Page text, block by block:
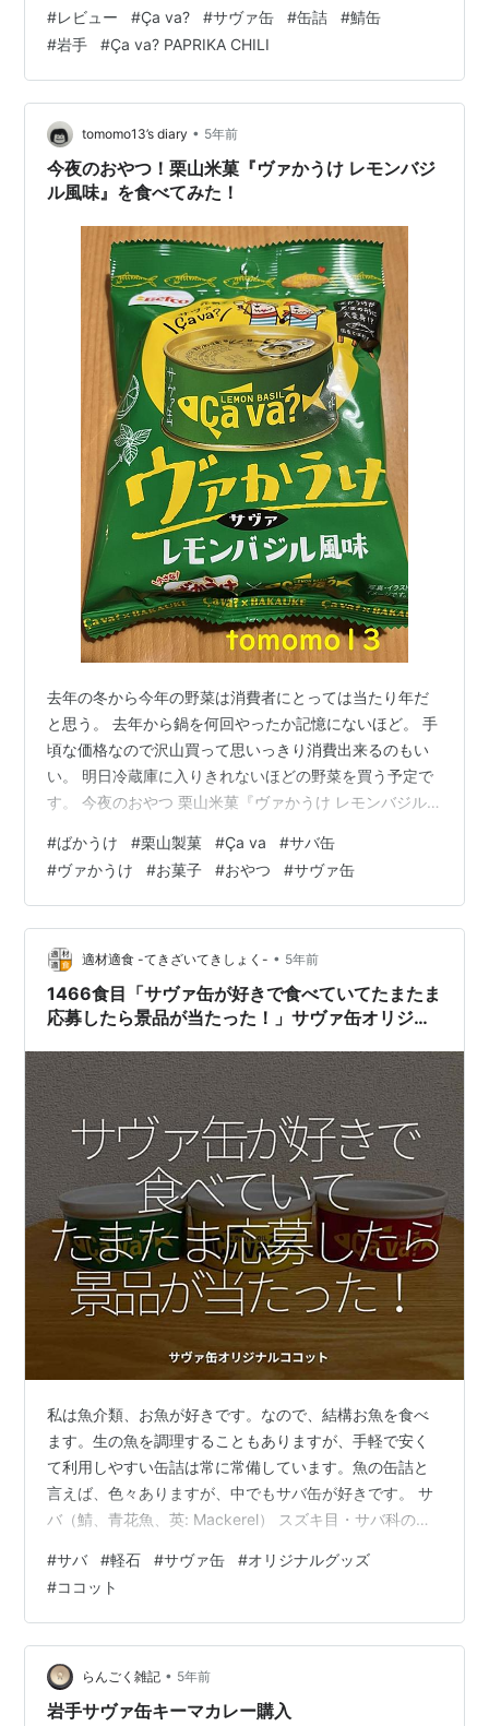
ァ？）」とは、フランス語で「お元気ですか？」の意味
です。 音的にこの「Ça va?（サヴァ？）」と「鯖」をか
けているようで、公式サイトにも詳しい説明がありまし
た。 「Ça va?（サヴァ）?」はフランス語『元気です
か？』という…
#レビュー #Ça va? #サヴァ缶 #缶詰 #鯖缶
#岩手 #Ça va? PAPRIKA CHILI
tomomo13’s diary • 5年前
今夜のおやつ！栗山米菓『ヴァかうけ レモンバジ
ル風味』を食べてみた！
去年の冬から今年の野菜は消費者にとっては当たり年だ
と思う。 去年から鍋を何回やったか記憶にないほど。 手
頃な価格なので沢山買って思いっきり消費出来るのもい
い。 明日冷蔵庫に入りきれないほどの野菜を買う予定で
す。 今夜のおやつ 栗山米菓『ヴァかうけ レモンバジル
ちゃいました。 税込みで49円。 【Ça va?（サヴァ）?】
の缶詰は一時期人気になった、国産のサバを使用した洋
風仕立てのサバの缶詰。 見た目もオシャレな所から品薄
になったことも。 【Ça va?／サヴァ】はフランス語で
【元気ですか？】と言う意味。 フランス人には意味が分
からない缶詰かも…
#ばかうけ #栗山製菓 #Ça va #サバ缶
#ヴァかうけ #お菓子 #おやつ #サヴァ缶
適材適食 -てきざいてきしょく- • 5年前
1466食目「サヴァ缶が好きで食べていてたまたま
応募したら景品が当たった！」サヴァ缶オリジナ
私は魚介類、お魚が好きです。なので、結構お魚を食べ
ます。生の魚を調理することもありますが、手軽で安く
て利用しやすい缶詰は常に常備しています。魚の缶詰と
言えば、色々ありますが、中でもサバ缶が好きです。 サ
バ（鯖、青花魚、英: Mackerel） スズキ目・サバ科のサ
属 Grammatorcynus などに分類される魚の総称。世界各
地で食される。日本近海ではマサバ（真鯖）、ゴマサ
バ、グルクマ、ニジョウサバ（二条鯖）の計4種が見られ
る。 サバ - Wikipedia 宮城の金華サバに出会ってから、
結構サバ熱が上がっています。 も…
#サバ #軽石 #サヴァ缶 #オリジナルグッズ
#ココット
らんごく雑記 • 5年前
岩手サヴァ缶キーマカレー購入